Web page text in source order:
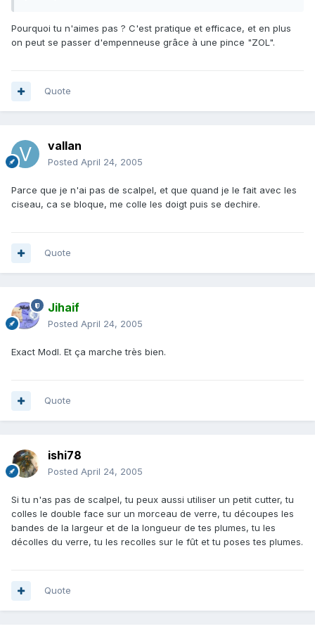
Pourquoi tu n'aimes pas ? C'est pratique et efficace, et en plus
on peut se passer d'empenneuse grâce à une pince "ZOL".
Quote
vallan
Posted April 24, 2005
Parce que je n'ai pas de scalpel, et que quand je le fait avec les
ciseau, ca se bloque, me colle les doigt puis se dechire.
Quote
Jihaif
Posted April 24, 2005
Exact Modl. Et ça marche très bien.
Quote
ishi78
Posted April 24, 2005
Si tu n'as pas de scalpel, tu peux aussi utiliser un petit cutter, tu
colles le double face sur un morceau de verre, tu découpes les
bandes de la largeur et de la longueur de tes plumes, tu les
décolles du verre, tu les recolles sur le fût et tu poses tes plumes.
Quote